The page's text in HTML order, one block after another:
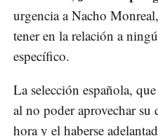
urgencia a Nacho
tener en la relación a
específico.
La selección española, que
al no poder aprovechar
hora y el haberse